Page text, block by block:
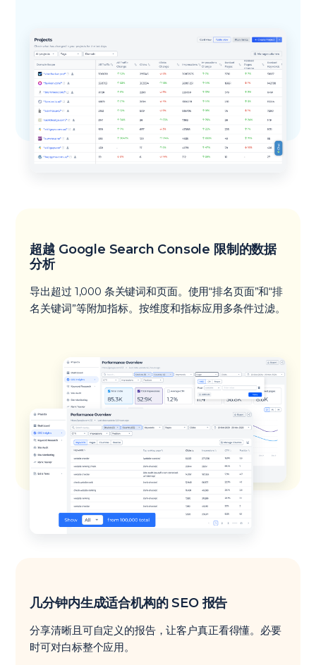
超越 Google Search Console 限制的数据
分析
导出超过 1,000 条关键词和页面。使用“排名页面”和“排
名关键词”等附加指标。按维度和指标应用多条件过滤。
几分钟内生成适合机构的 SEO 报告
分享清晰且可自定义的报告，让客户真正看得懂。必要
时可对白标整个应用。